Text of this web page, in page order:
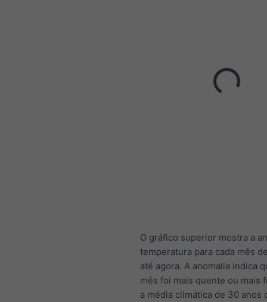
O gráfico superior mostra a
temperatura para cada mês
até agora. A anomalia indica
mês foi mais quente ou mais
a média climática de 30 anos